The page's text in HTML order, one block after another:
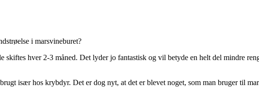
i marsvineburet?
skiftes hver 2-3 måned. Det lyder jo fantastisk og vil betyde en helt del mindre
især hos krybdyr. Det er dog nyt, at det er blevet noget, som man bruger til